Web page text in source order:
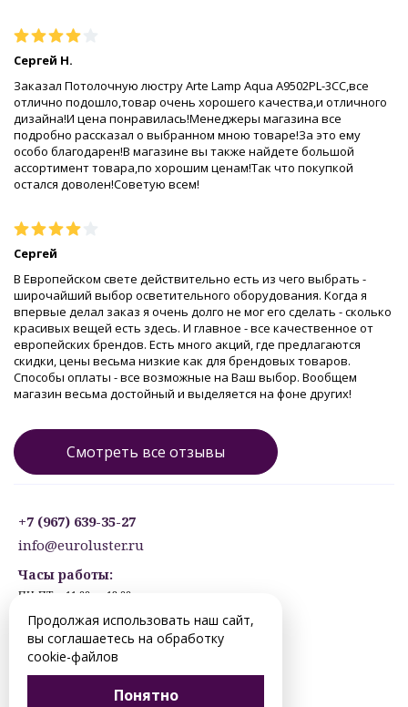
Сергей Н.
Заказал Потолочную люстру Arte Lamp Aqua A9502PL-3CC,все
отлично подошло,товар очень хорошего качества,и отличного
дизайна!И цена понравилась!Менеджеры магазина все
подробно рассказал о выбранном мною товаре!За это ему
особо благодарен!В магазине вы также найдете большой
ассортимент товара,по хорошим ценам!Так что покупкой
остался доволен!Советую всем!
Сергей
В Европейском свете действительно есть из чего выбрать -
широчайший выбор осветительного оборудования. Когда я
впервые делал заказ я очень долго не мог его сделать - сколько
красивых вещей есть здесь. И главное - все качественное от
европейских брендов. Есть много акций, где предлагаются
скидки, цены весьма низкие как для брендовых товаров.
Способы оплаты - все возможные на Ваш выбор. Вообщем
магазин весьма достойный и выделяется на фоне других!
Смотреть все отзывы
+7 (967) 639-35-27
info@euroluster.ru
Часы работы:
ПН-ПТ: с 11:00 до 19:00
ВС: ВЫХОДНОЙ
Предварительная запись.
© 2012-2026 perm.euroluster.ru. Все права защищены.
Продолжая использовать наш сайт,
вы соглашаетесь на обработку
cookie-файлов
Понятно